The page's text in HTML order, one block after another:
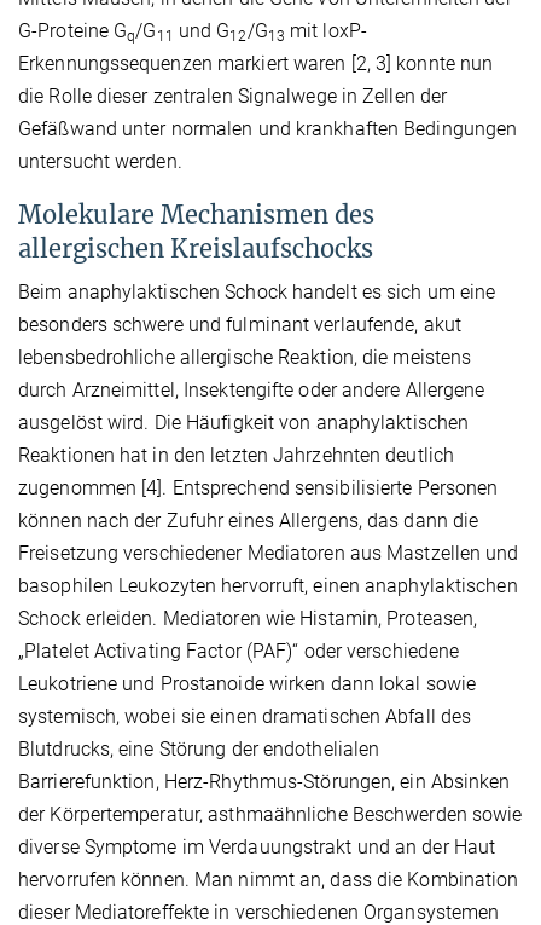
G-Proteine Gq/G 11 und G12 /G13 mit loxP-
Erkennungssequenzen markiert waren [2, 3] konnte nun
die Rolle dieser zentralen Signalwege in Zellen der
Gefäßwand unter normalen und krankhaften Bedingungen
untersucht werden.
Molekulare Mechanismen des
allergischen Kreislaufschocks
Beim anaphylaktischen Schock handelt es sich um eine
besonders schwere und fulminant verlaufende, akut
lebensbedrohliche allergische Reaktion, die meistens
durch Arzneimittel, Insektengifte oder andere Allergene
ausgelöst wird. Die Häufigkeit von anaphylaktischen
Reaktionen hat in den letzten Jahrzehnten deutlich
zugenommen [4]. Entsprechend sensibilisierte Personen
können nach der Zufuhr eines Allergens, das dann die
Freisetzung verschiedener Mediatoren aus Mastzellen und
basophilen Leukozyten hervorruft, einen anaphylaktischen
Schock erleiden. Mediatoren wie Histamin, Proteasen,
„Platelet Activating Factor (PAF)“ oder verschiedene
Leukotriene und Prostanoide wirken dann lokal sowie
systemisch, wobei sie einen dramatischen Abfall des
Blutdrucks, eine Störung der endothelialen
Barrierefunktion, Herz-Rhythmus-Störungen, ein Absinken
der Körpertemperatur, asthmaähnliche Beschwerden sowie
diverse Symptome im Verdauungstrakt und an der Haut
hervorrufen können. Man nimmt an, dass die Kombination
dieser Mediatoreffekte in verschiedenen Organsystemen